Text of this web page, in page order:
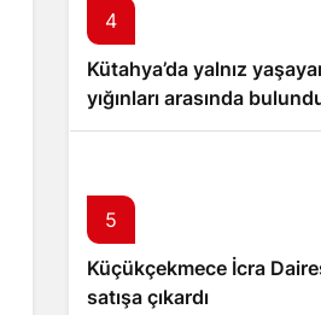
4
Kütahya’da yalnız
yığınları arasında
5
Küçükçekmece İcra
satışa çıkardı